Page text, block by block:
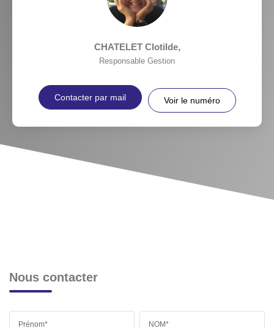
CHATELET Clotilde,
Responsable Gestion
Contacter par mail Voir le numéro
Nous contacter
Prénom* NOM*